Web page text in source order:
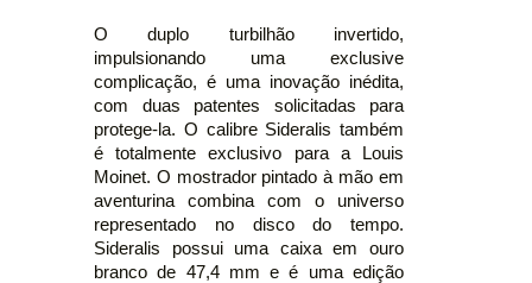
O duplo turbilhão invertido,
impulsionando uma exclusive
complicação, é uma inovação inédita,
com duas patentes solicitadas para
protege-la. O calibre Sideralis também
é totalmente exclusivo para a Louis
Moinet. O mostrador pintado à mão em
aventurina combina com o universo
representado no disco do tempo.
Sideralis possui uma caixa em ouro
branco de 47,4 mm e é uma edição